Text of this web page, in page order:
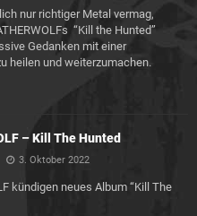
nur richtiger Metal vermag,
“Kill the Hunted”
Gedanken mit einer
heilen und weiterzumachen.
– Kill The Hunted
3. Oktober 2022
kündigen neues Album “Kill The